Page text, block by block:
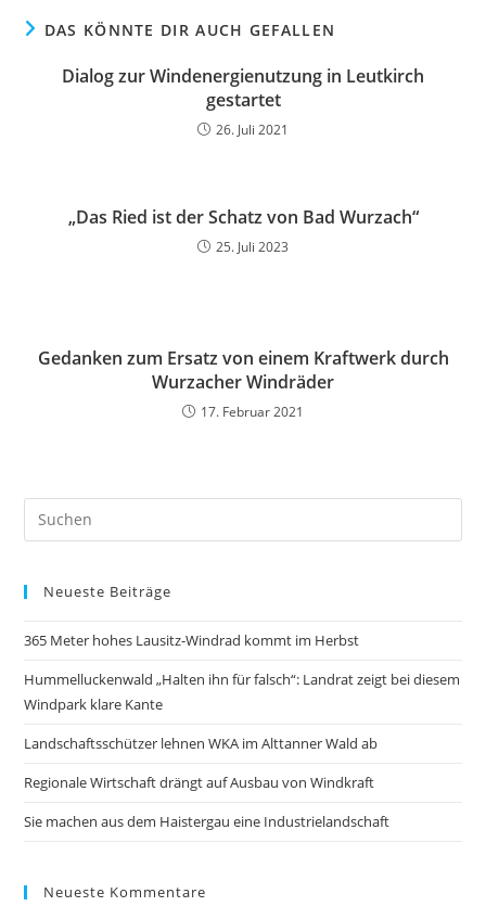
DAS KÖNNTE DIR AUCH GEFALLEN
Dialog zur Windenergienutzung in Leutkirch
gestartet
26. Juli 2021
„Das Ried ist der Schatz von Bad Wurzach“
25. Juli 2023
Gedanken zum Ersatz von einem Kraftwerk durch
Wurzacher Windräder
17. Februar 2021
Neueste Beiträge
365 Meter hohes Lausitz-Windrad kommt im Herbst
Hummelluckenwald „Halten ihn für falsch“: Landrat zeigt bei diesem
Windpark klare Kante
Landschaftsschützer lehnen WKA im Alttanner Wald ab
Regionale Wirtschaft drängt auf Ausbau von Windkraft
Sie machen aus dem Haistergau eine Industrielandschaft
Neueste Kommentare